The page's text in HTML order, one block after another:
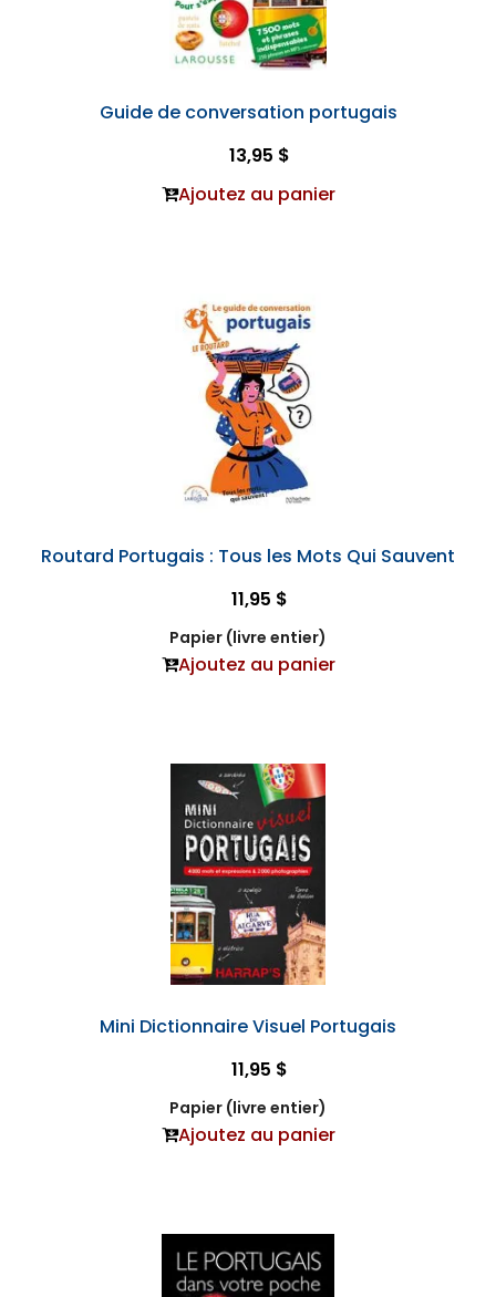
Guide de conversation portugais
13,95 $
Ajoutez au panier
Routard Portugais : Tous les Mots Qui Sauvent
11,95 $
Papier (livre entier)
Ajoutez au panier
Mini Dictionnaire Visuel Portugais
11,95 $
Papier (livre entier)
Ajoutez au panier